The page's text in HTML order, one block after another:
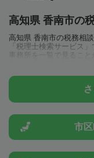
高知県 香南市の
高知県 香南市の税務相
「税理士検索サービス
事務所を一覧で見るこ
とは一度近隣の税理士
市